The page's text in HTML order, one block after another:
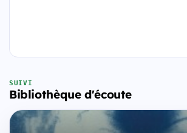
SUIVI
Bibliothèque d'écoute